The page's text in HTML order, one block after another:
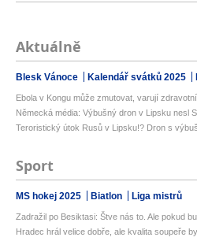
Aktuálně
Blesk Vánoce Kalendář svátků 2025
Ebola v Kongu může zmutovat, varují
Německá média: Výbušný dron v Lipsku nesl
Teroristický útok Rusů v Lipsku!? Dron s
Sport
MS hokej 2025 Biatlon Liga mistrů
Zadražil po Besiktasi: Štve nás to. Ale pokud
Hradec hrál velice dobře, ale kvalita soupeře